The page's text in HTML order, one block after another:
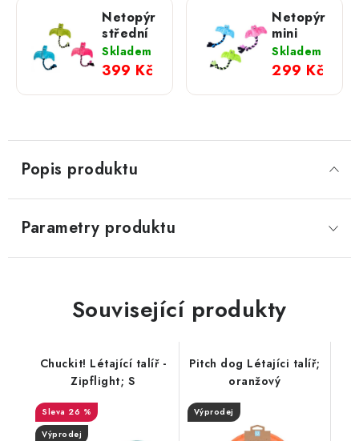
Netopýr
střední
Skladem
399 Kč
Netopýr
mini
Skladem
299 Kč
Popis produktu
Parametry produktu
Související produkty
Chuckit! Létající talíř -
Zipflight; S
26 %
Výprodej
Pitch dog Létajíci talíř;
oranžový
Výprodej